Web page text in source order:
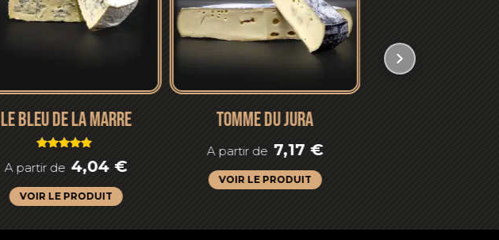
LE BLEU DE LA MARRE
5.00
A partir de 4,04 €
VOIR LE PRODUIT
TOMME DU JURA
A partir de 7,17 €
VOIR LE PRODUIT